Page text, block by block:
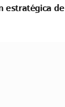
estratégica de